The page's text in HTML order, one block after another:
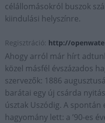
célállomásokról buszok
kiindulási helyszínre.
Regisztráció: http://
Ahogy arról már hírt
közel másfél évszázados
szervezők: 1886
barátai egy új csárda
úsztak Uszódig. A
hagyomány lett: a ’90-es